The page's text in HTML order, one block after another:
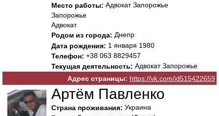
Место работы: Адвокат Запорожье
Запорожье
Адвокат
Родом из города: Днепр
Дата рождения: 1 января 1980
Телефон: +38 063 8829457
Текущая деятельность: Адвокат Запорожье
Адрес страницы: https://vk.com/id515422659
Артём Павленко
Страна проживания: Украина